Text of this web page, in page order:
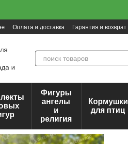
Оплата и доставка Гарантия и возврат
Фигуры
ангелы
и
религия
Кормушки
для птиц